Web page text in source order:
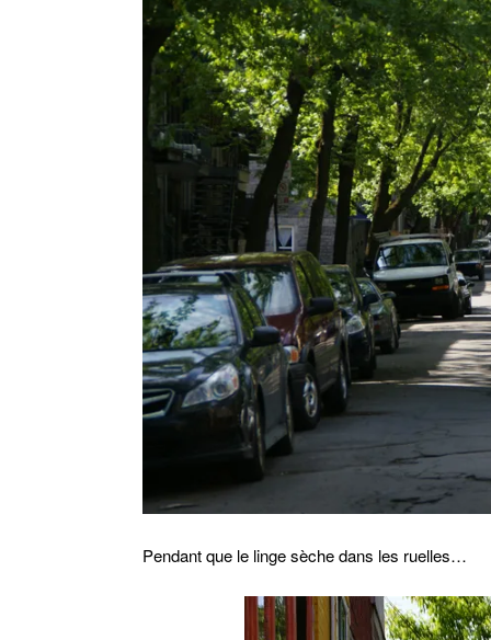
Pendant que le linge sèche dans les ruelles…